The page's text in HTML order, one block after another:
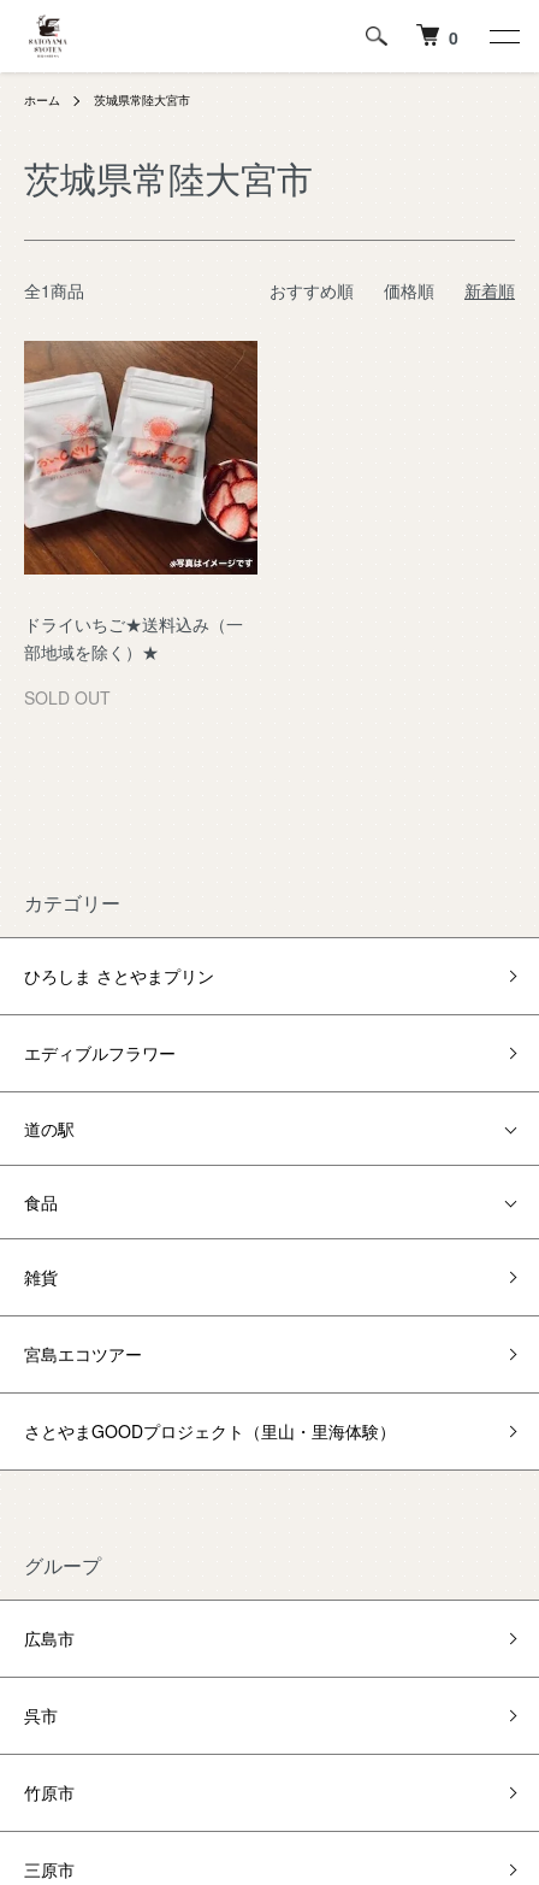
0
ホーム 茨城県常陸大宮市
茨城県常陸大宮市
全1商品 おすすめ順 価格順 新着順
ドライいちご★送料込み（一
部地域を除く）★
SOLD OUT
カテゴリー
ひろしま さとやまプリン
エディブルフラワー
道の駅
食品
雑貨
宮島エコツアー
さとやまGOODプロジェクト（里山・里海体験）
グループ
広島市
呉市
竹原市
三原市